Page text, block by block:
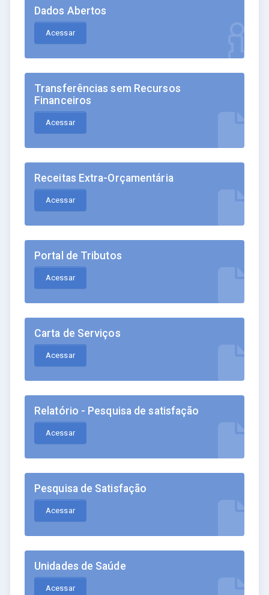
Dados Abertos
Acessar
Transferências sem Recursos
Financeiros
Acessar
Receitas Extra-Orçamentária
Acessar
Portal de Tributos
Acessar
Carta de Serviços
Acessar
Relatório - Pesquisa de satisfação
Acessar
Pesquisa de Satisfação
Acessar
Unidades de Saúde
Acessar